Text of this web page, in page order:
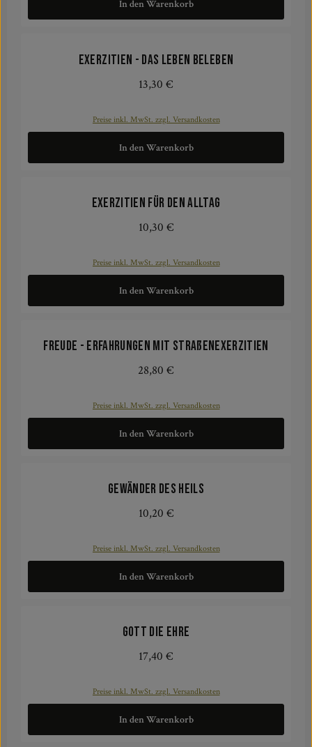
In den Warenkorb
Exerzitien - das Leben beleben
Regulärer Preis:
13,30 €
Preise inkl. MwSt. zzgl. Versandkosten
In den Warenkorb
Exerzitien für den Alltag
Regulärer Preis:
10,30 €
Preise inkl. MwSt. zzgl. Versandkosten
In den Warenkorb
Freude - Erfahrungen mit Straßenexerzitien
Regulärer Preis:
28,80 €
Preise inkl. MwSt. zzgl. Versandkosten
In den Warenkorb
Gewänder des Heils
Regulärer Preis:
10,20 €
Preise inkl. MwSt. zzgl. Versandkosten
In den Warenkorb
Gott die Ehre
Regulärer Preis:
17,40 €
Preise inkl. MwSt. zzgl. Versandkosten
In den Warenkorb